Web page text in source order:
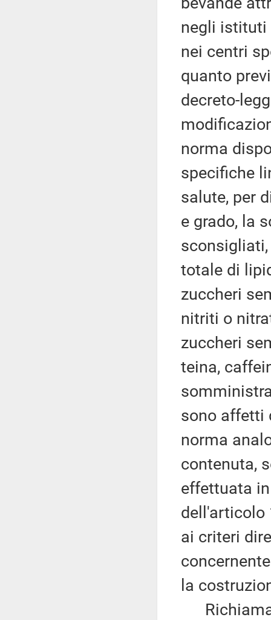
negli istituti
nei centri
quanto
decreto-
norma
specifiche
salute, per
e grado, la
totale di
zuccheri
nitriti o
zuccheri
teina,
sono affetti
norma
contenuta,
effettuata
dell'articolo
ai criteri
la
Richiama,